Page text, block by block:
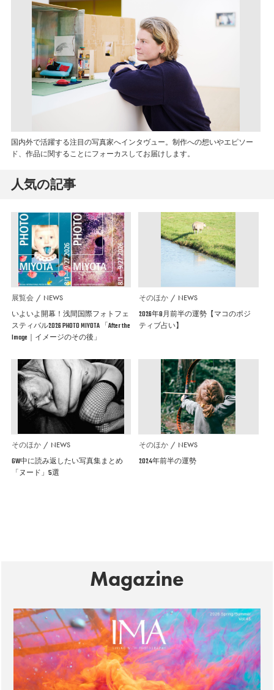
国内外で活躍する注目の写真家へインタヴュー。制作への想いやエピソー
ド、作品に関することにフォーカスしてお届けします。
人気の記事
展覧会 NEWS
いよいよ開幕！浅間国際フォトフェ
スティバル2026 PHOTO MIYOTA 「After the
Image｜イメージのその後」
そのほか NEWS
2026年8月前半の運勢【マコのポジ
ティブ占い】
そのほか NEWS
GW中に読み返したい写真集まとめ
「ヌード」5選
そのほか NEWS
2024年前半の運勢
Magazine